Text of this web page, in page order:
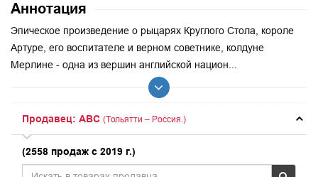
Аннотация
Эпическое произведение о рыцарях Круглого Стола, короле
Артуре, его воспитателе и верном советнике, колдуне
Мерлине - одна из вершин английской национ...
Продавец: ABC (Тольятти – Россия.)
(2558 продаж с 2019 г.)